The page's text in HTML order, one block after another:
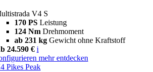
V4 S
170 PS Leistung
124 Nm Drehmoment
ab 231 kg Gewicht ohne Kraftstoff
24.590 € i
mehr entdecken
Pikes Peak